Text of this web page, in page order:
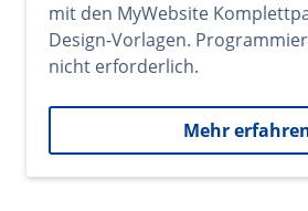
mit den MyWebsite
Design-Vorlagen.
nicht erforderlich.
Mehr